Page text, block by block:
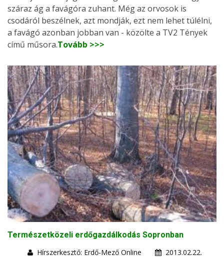
száraz ág a favágóra zuhant. Még az orvosok is
csodáról beszélnek, azt mondják, ezt nem lehet túlélni,
a favágó azonban jobban van - közölte a TV2 Tények
című műsora.Tovább >>>
Természetközeli erdőgazdálkodás Sopronban
Hírszerkesztő: Erdő-Mező Online
2013.02.22.